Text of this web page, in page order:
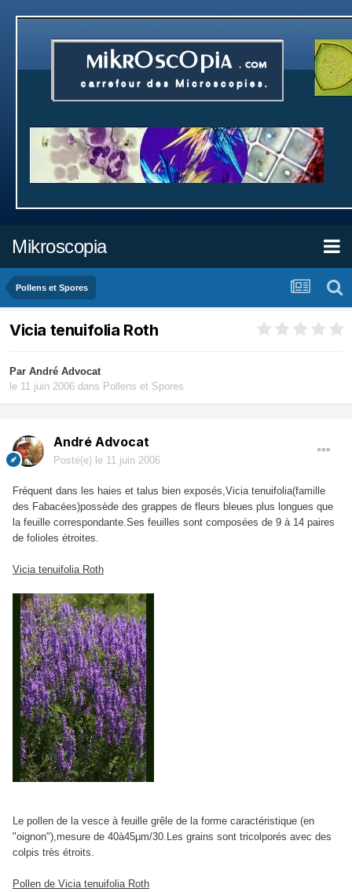
Mikroscopia
Pollens et Spores
Vicia tenuifolia Roth
Par André Advocat
le 11 juin 2006 dans Pollens et Spores
André Advocat
Posté(e) le 11 juin 2006
Fréquent dans les haies et talus bien exposés,Vicia tenuifolia(famille
des Fabacées)possède des grappes de fleurs bleues plus longues que
la feuille correspondante.Ses feuilles sont composées de 9 à 14 paires
de folioles étroites.
Vicia tenuifolia Roth
Le pollen de la vesce à feuille grêle de la forme caractéristique (en
"oignon"),mesure de 40à45µm/30.Les grains sont tricolporés avec des
colpis très étroits.
Pollen de Vicia tenuifolia Roth